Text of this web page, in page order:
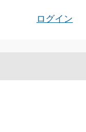
ログイン